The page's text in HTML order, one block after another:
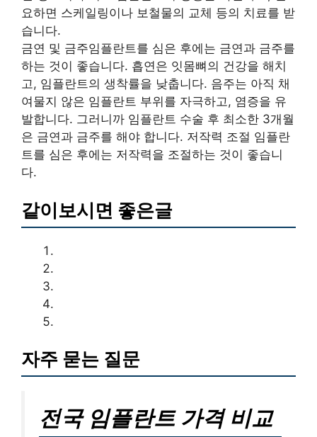
요하면 스케일링이나 보철물의 교체 등의 치료를 받
습니다.
금연 및 금주임플란트를 심은 후에는 금연과 금주를
하는 것이 좋습니다. 흡연은 잇몸뼈의 건강을 해치
고, 임플란트의 생착률을 낮춥니다. 음주는 아직 채
여물지 않은 임플란트 부위를 자극하고, 염증을 유
발합니다. 그러니까 임플란트 수술 후 최소한 3개월
은 금연과 금주를 해야 합니다. 저작력 조절 임플란
트를 심은 후에는 저작력을 조절하는 것이 좋습니
다.
같이보시면 좋은글
자주 묻는 질문
전국 임플란트 가격 비교